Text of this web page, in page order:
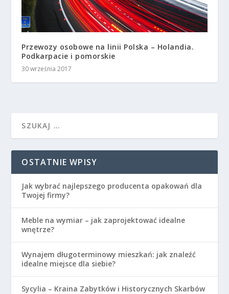
Przewozy osobowe na linii Polska – Holandia.
Podkarpacie i pomorskie
30 września 2017
OSTATNIE WPISY
Jak wybrać najlepszego producenta opakowań dla
Twojej firmy?
Meble na wymiar – jak zaprojektować idealne
wnętrze?
Wynajem długoterminowy mieszkań: jak znaleźć
idealne miejsce dla siebie?
Sycylia – Kraina Zabytków i Historycznych Skarbów